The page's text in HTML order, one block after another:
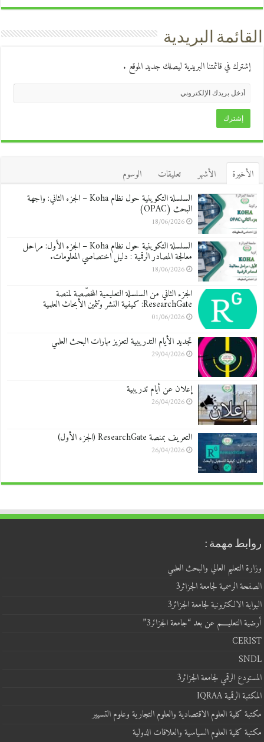
القائمة البريدية
إشترك في قائمتنا البريدية ليصلك جديد الموقع .
الأخيرة الأشهر تعليقات
الوسوم
السلسلة التكوينية حول نظام Koha – الجزء الثاني: واجهة
البحث (OPAC)
18/06/2026
السلسلة التكوينية حول نظام Koha – الجزء الأول: مراحل
معالجة المصادر الرقمية : دليل اختصاصي المعلومات.
18/06/2026
الجزء الثاني من السلسلة التعليمية المخصّصة لمنصة
ResearchGate: كيفية النشر وتثمين الأبحاث العلمية
01/06/2026
تجديد الأيام التدريبية لتعزيز مهارات البحث العلمي
29/04/2026
إعلان عن أيام تدريبية
26/04/2026
التعريف بمنصة ResearchGate (الجزء الأول)
26/04/2026
روابط مهمة :
وزارة التعليم العالي والبحث العلمي
الصفحة الرسمية لجامعة الجزائر3
البوابة الالكترونية لجامعة الجزائر3
أرضية التعليــــم عن بعد “جامعة الجزائر3”
CERIST
SNDL
المستودع الرقمي لجامعة الجزائر3
المكتبة الرقمية IQRAA
مكتبة كلية العلوم الاقتصادية والعلوم التجارية وعلوم التسيير
مكتبة كلية العلوم السياسية والعلاقات الدولية